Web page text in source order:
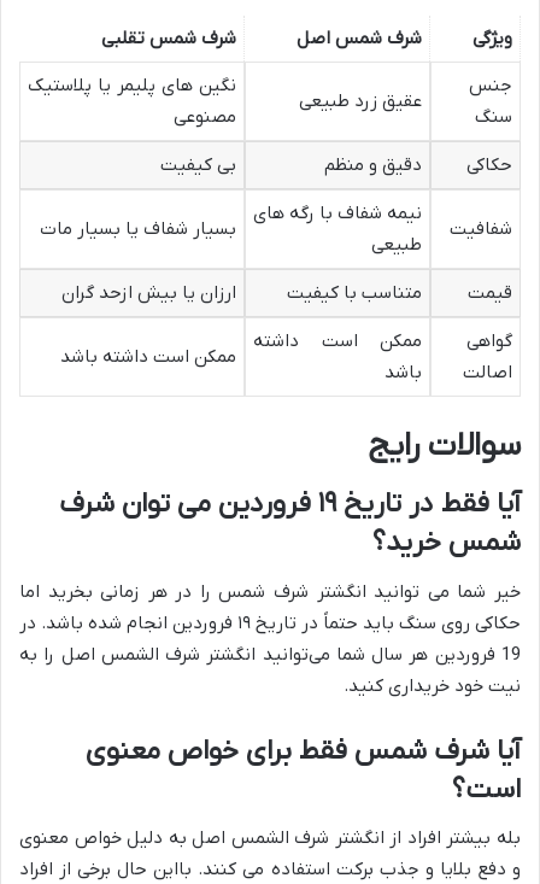
ویژگی شرف شمس اصل
شرف شمس تقلبی
جنس
سنگ
عقیق زرد طبیعی
نگین های پلیمر یا پلاستیک
مصنوعی
حکاکی
دقیق و منظم بی کیفیت
شفافیت
نیمه شفاف با رگه های
طبیعی
بسیار شفاف یا بسیار مات
قیمت متناسب با کیفیت
ارزان یا بیش ازحد گران
گواهی
اصالت
ممکن است داشته
باشد
ممکن است داشته باشد
سوالات رایج
آیا فقط در تاریخ۱۹ فروردین می توان شرف
شمس خرید؟
خیر شما می توانید انگشتر شرف شمس را در هر زمانی بخرید اما
حکاکی روی سنگ باید حتماً در تاریخ ۱۹ فروردین انجام شده باشد. در
19 فروردین هر سال شما می‌توانید انگشتر شرف الشمس اصل را به
نیت خود خریداری کنید.
آیا شرف شمس فقط برای خواص معنوی
است؟
بله بیشتر افراد از انگشتر شرف الشمس اصل به دلیل خواص معنوی
و دفع بلایا و جذب برکت استفاده می کنند. بااین حال برخی از افراد